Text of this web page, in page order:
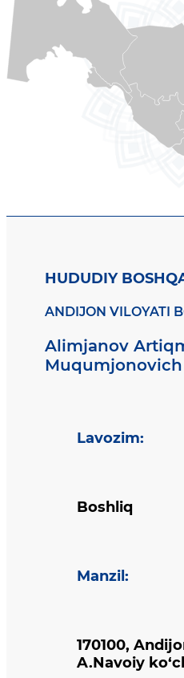
HUDUDIY
ANDIJON VILOYATI
Alimjanov
Muqumjonovich
Lavozim:
Boshliq
Manzil :
170100,
A.Navoiy